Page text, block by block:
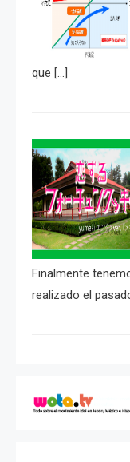
que […]
Finalmente
realizado el